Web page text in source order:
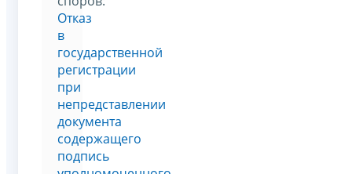
Отказ
в
государственной
регистрации
при
непредставлении
документа
содержащего
подпись